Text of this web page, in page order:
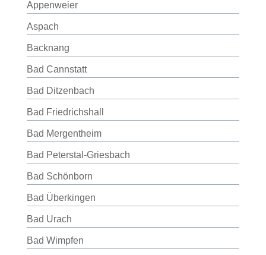
Appenweier
Aspach
Backnang
Bad Cannstatt
Bad Ditzenbach
Bad Friedrichshall
Bad Mergentheim
Bad Peterstal-Griesbach
Bad Schönborn
Bad Überkingen
Bad Urach
Bad Wimpfen